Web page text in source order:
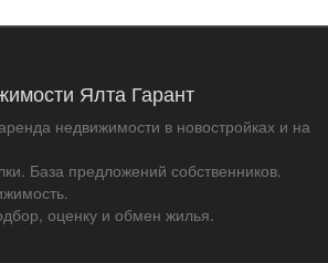
Ялта Гарант
недвижимости в новостройках и на
База предложений собственников.
оценку и обмен жилья.